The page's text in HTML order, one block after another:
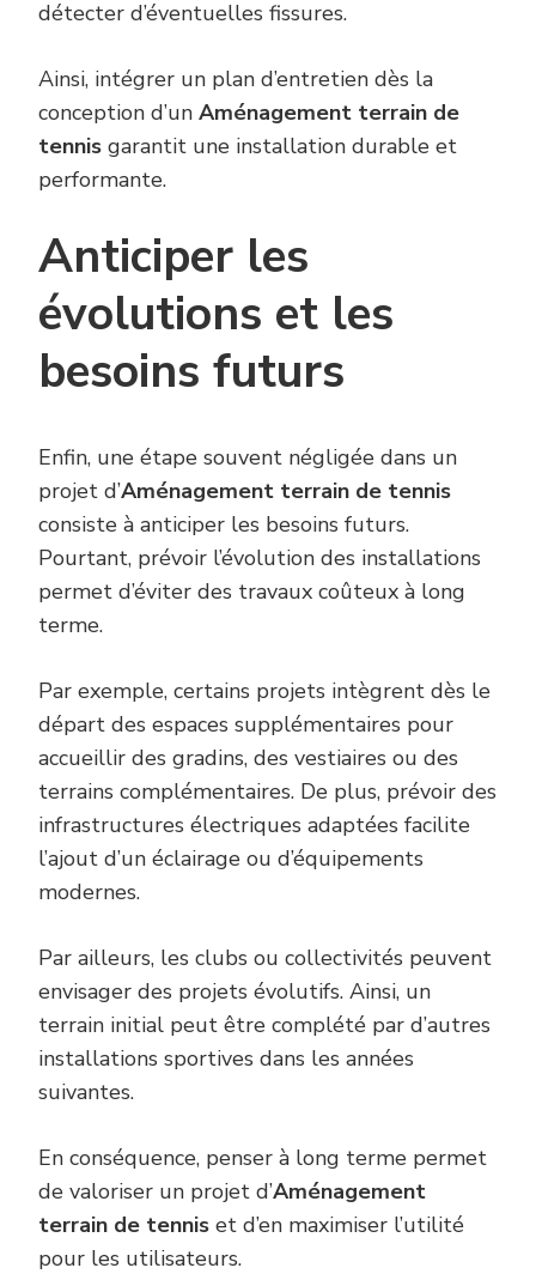
détecter d’éventuelles fissures.
Ainsi, intégrer un plan d’entretien dès la
conception d’un Aménagement terrain de
tennis garantit une installation durable et
performante.
Anticiper les
évolutions et les
besoins futurs
Enfin, une étape souvent négligée dans un
projet d’Aménagement terrain de tennis
consiste à anticiper les besoins futurs.
Pourtant, prévoir l’évolution des installations
permet d’éviter des travaux coûteux à long
terme.
Par exemple, certains projets intègrent dès le
départ des espaces supplémentaires pour
accueillir des gradins, des vestiaires ou des
terrains complémentaires. De plus, prévoir des
infrastructures électriques adaptées facilite
l’ajout d’un éclairage ou d’équipements
modernes.
Par ailleurs, les clubs ou collectivités peuvent
envisager des projets évolutifs. Ainsi, un
terrain initial peut être complété par d’autres
installations sportives dans les années
suivantes.
En conséquence, penser à long terme permet
de valoriser un projet d’Aménagement
terrain de tennis et d’en maximiser l’utilité
pour les utilisateurs.